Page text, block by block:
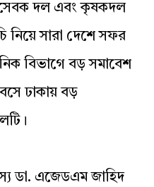
দল এবং কৃষকদল
নিয়ে সারা দেশে সফর
বিভাগে বড় সমাবেশ
ঢাকায় বড়
ডা. এজেডএম জাহিদ